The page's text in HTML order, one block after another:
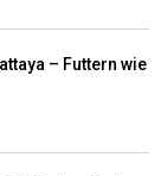
– Futtern wie